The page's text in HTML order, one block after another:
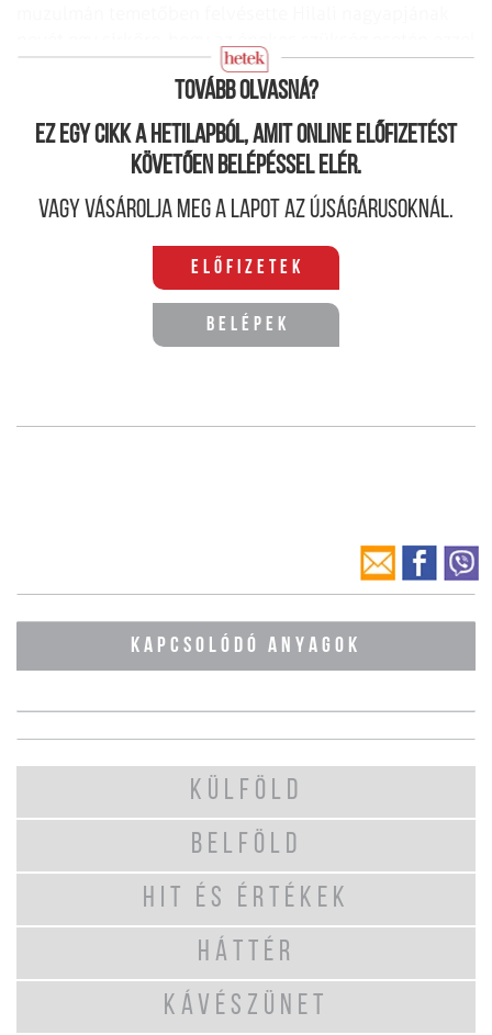
is igazolni tudja „muszlim hátterét”.
Tovább olvasná?
Ez egy cikk a hetilapból, amit online előfizetést
követően belépéssel elér.
Vagy vásárolja meg a lapot az újságárusoknál.
Előfizetek
Belépek
KAPCSOLÓDÓ ANYAGOK
KÜLFÖLD
BELFÖLD
HIT ÉS ÉRTÉKEK
HÁTTÉR
KÁVÉSZÜNET